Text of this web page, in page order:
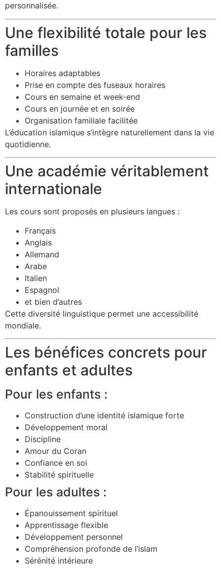
personnalisée.
Une flexibilité totale pour les
familles
Horaires adaptables
Prise en compte des fuseaux horaires
Cours en semaine et week-end
Cours en journée et en soirée
Organisation familiale facilitée
L’éducation islamique s’intègre naturellement dans la vie
quotidienne.
Une académie véritablement
internationale
Les cours sont proposés en plusieurs langues :
Français
Anglais
Allemand
Arabe
Italien
Espagnol
et bien d’autres
Cette diversité linguistique permet une accessibilité
mondiale.
Les bénéfices concrets pour
enfants et adultes
Pour les enfants :
Construction d’une identité islamique forte
Développement moral
Discipline
Amour du Coran
Confiance en soi
Stabilité spirituelle
Pour les adultes :
Épanouissement spirituel
Apprentissage flexible
Développement personnel
Compréhension profonde de l’islam
Sérénité intérieure